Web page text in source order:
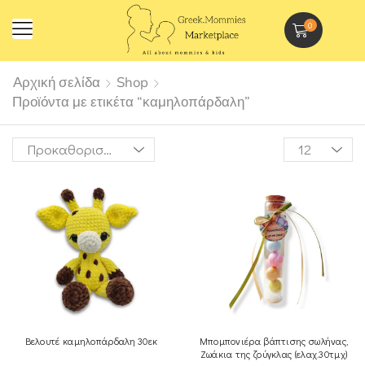
0
Αρχική σελίδα
Shop
Προϊόντα με ετικέτα “καμηλοπάρδαλη”
Βελουτέ καμηλοπάρδαλη 30εκ
Μπομπονιέρα βάπτισης σωλήνας,
Zωάκια της ζούγκλας (ελαχ.30τμχ)